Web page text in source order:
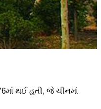
થઈ હતી, જે ચીનમાં